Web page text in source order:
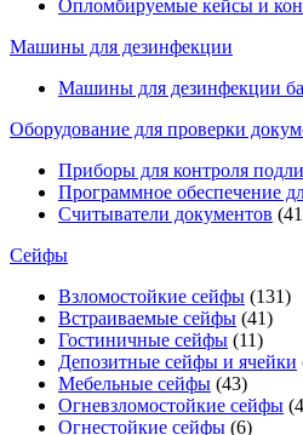
Опломбируемые кейсы и
Машины для дезинфекции
Машины для дезинфекции
Оборудование для проверки
Приборы для контроля
Программное обеспечение
Считыватели документов
Сейфы
Взломостойкие сейфы (131)
Встраиваемые сейфы (41)
Гостиничные сейфы (11)
Депозитные сейфы и ячейки
Мебельные сейфы (43)
Огневзломостойкие сейфы
Огнестойкие сейфы (6)